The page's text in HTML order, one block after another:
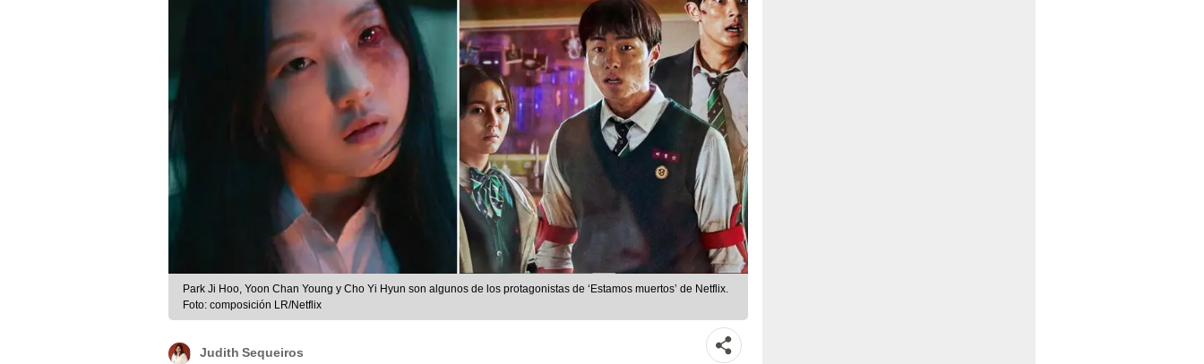
Park Ji Hoo, Yoon Chan Young y Cho Yi Hyun son algunos de los protagonistas de ‘Estamos muertos’ de Netflix.
Foto: composición LR/Netflix
Judith Sequeiros